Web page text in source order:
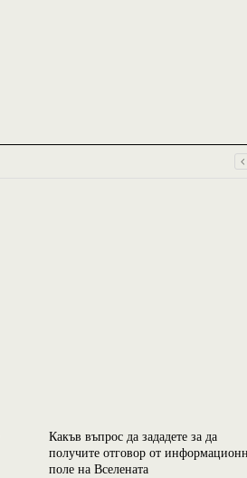
Какъв въпрос да зададете за да
получите отговор от
поле на Вселената